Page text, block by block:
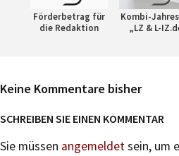
Förderbetrag für
die Redaktion
Kombi-
„LZ & L-
Keine Kommentare bisher
SCHREIBEN SIE EINEN KOMMENTAR
Sie müssen angemeldetsein, um